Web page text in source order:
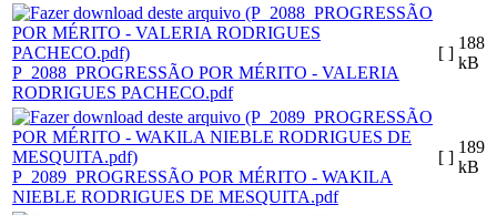
P_2088_PROGRESSÃO POR MÉRITO - VALERIA
RODRIGUES PACHECO.pdf
[ ]
188
kB
P_2089_PROGRESSÃO POR MÉRITO - WAKILA
NIEBLE RODRIGUES DE MESQUITA.pdf
[ ]
189
kB